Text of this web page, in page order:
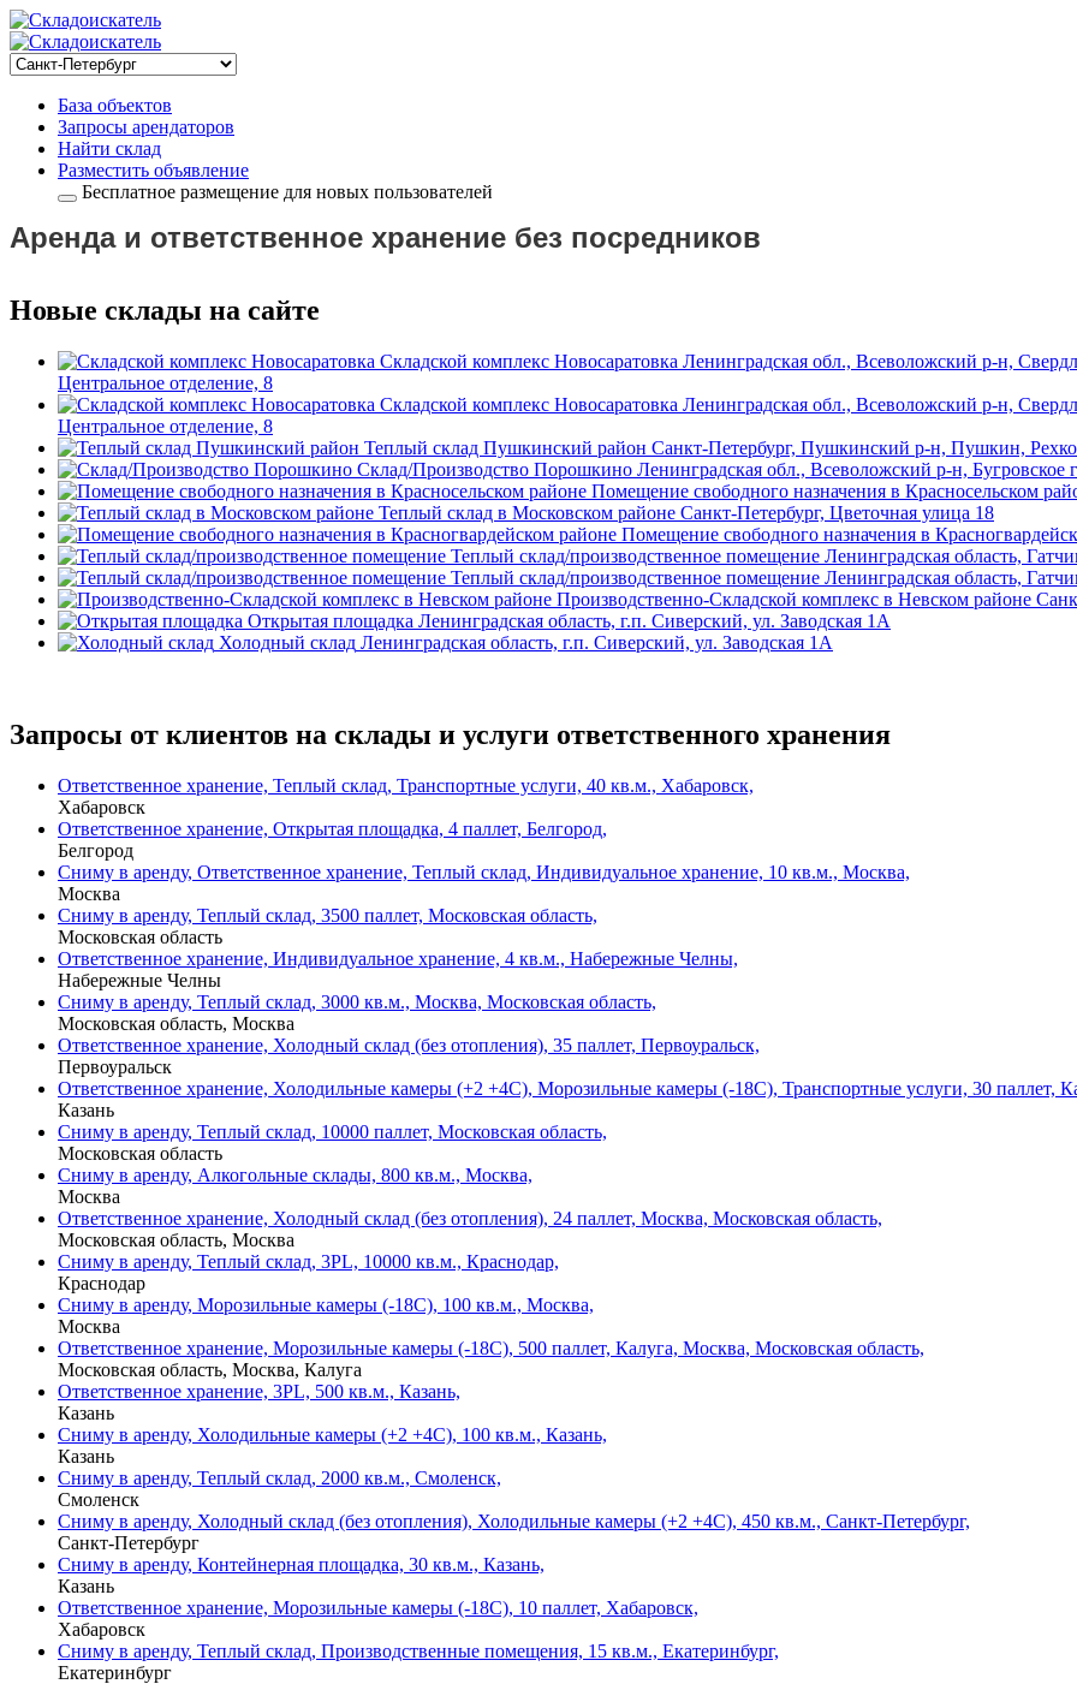
База объектов
Запросы арендаторов
Найти склад
Разместить объявление
Бесплатное размещение для новых пользователей
Аренда и ответственное хранение без посредников
Новые склады на сайте
Складской комплекс Новосаратовка Ленинградская обл., Всеволожский р-н,
Центральное отделение, 8
Складской комплекс Новосаратовка Ленинградская обл., Всеволожский р-н,
Центральное отделение, 8
Теплый склад Пушкинский район Санкт-Петербург, Пушкинский р-н, Пушкин,
Склад/Производство Порошкино Ленинградская обл., Всеволожский р-н,
Помещение свободного назначения в Красносельском
Теплый склад в Московском районе Санкт-Петербург, Цветочная улица 18
Помещение свободного назначения в
Теплый склад/производственное помещение Ленинградская область,
Теплый склад/производственное помещение Ленинградская область,
Производственно-Складской комплекс в Невском районе
Открытая площадка Ленинградская область, г.п. Сиверский, ул. Заводская 1А
Холодный склад Ленинградская область, г.п. Сиверский, ул. Заводская 1А
Запросы от клиентов на склады и услуги ответственного хранения
Ответственное хранение, Теплый склад, Транспортные услуги, 40 кв.м., Хабаровск,
Хабаровск
Ответственное хранение, Открытая площадка, 4 паллет, Белгород,
Белгород
Сниму в аренду, Ответственное хранение, Теплый склад, Индивидуальное хранение, 10 кв.м., Москва,
Москва
Сниму в аренду, Теплый склад, 3500 паллет, Московская область,
Московская область
Ответственное хранение, Индивидуальное хранение, 4 кв.м., Набережные Челны,
Набережные Челны
Сниму в аренду, Теплый склад, 3000 кв.м., Москва, Московская область,
Московская область, Москва
Ответственное хранение, Холодный склад (без отопления), 35 паллет, Первоуральск,
Первоуральск
Ответственное хранение, Холодильные камеры (+2 +4С), Морозильные камеры (-18С), Транспортные услуги, 30 паллет,
Казань
Сниму в аренду, Теплый склад, 10000 паллет, Московская область,
Московская область
Сниму в аренду, Алкогольные склады, 800 кв.м., Москва,
Москва
Ответственное хранение, Холодный склад (без отопления), 24 паллет, Москва, Московская область,
Московская область, Москва
Сниму в аренду, Теплый склад, 3PL, 10000 кв.м., Краснодар,
Краснодар
Сниму в аренду, Морозильные камеры (-18С), 100 кв.м., Москва,
Москва
Ответственное хранение, Морозильные камеры (-18С), 500 паллет, Калуга, Москва, Московская область,
Московская область, Москва, Калуга
Ответственное хранение, 3PL, 500 кв.м., Казань,
Казань
Сниму в аренду, Холодильные камеры (+2 +4С), 100 кв.м., Казань,
Казань
Сниму в аренду, Теплый склад, 2000 кв.м., Смоленск,
Смоленск
Сниму в аренду, Холодный склад (без отопления), Холодильные камеры (+2 +4С), 450 кв.м., Санкт-Петербург,
Санкт-Петербург
Сниму в аренду, Контейнерная площадка, 30 кв.м., Казань,
Казань
Ответственное хранение, Морозильные камеры (-18С), 10 паллет, Хабаровск,
Хабаровск
Сниму в аренду, Теплый склад, Производственные помещения, 15 кв.м., Екатеринбург,
Екатеринбург